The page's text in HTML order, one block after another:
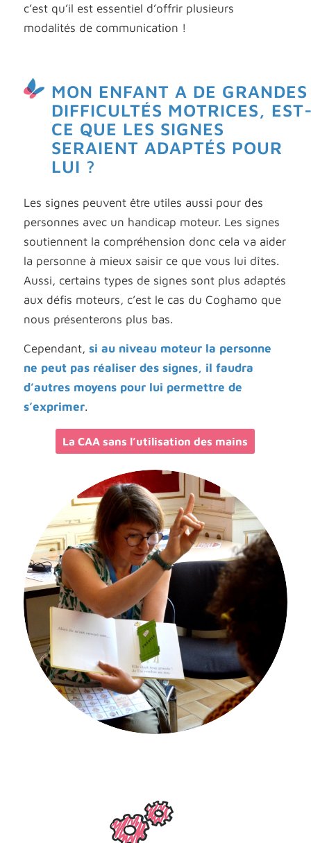
c’est qu’il est essentiel d’offrir plusieurs
modalités de communication !
MON ENFANT A DE GRANDES
DIFFICULTÉS MOTRICES,
CE QUE LES SIGNES
SERAIENT ADAPTÉS POUR
LUI ?
Les signes peuvent être utiles aussi pour des
personnes avec un handicap moteur. Les signes
soutiennent la compréhension donc cela va aider
la personne à mieux saisir ce que vous lui dîtes.
Aussi, certains types de signes sont plus adaptés
aux défis moteurs, c’est le cas du Coghamo que
nous présenterons plus bas.
Cependant, si au niveau moteur la personne
ne peut pas réaliser des signes, il faudra
d’autres moyens pour lui permettre de
s’exprimer.
La CAA sans l’utilisation des mains